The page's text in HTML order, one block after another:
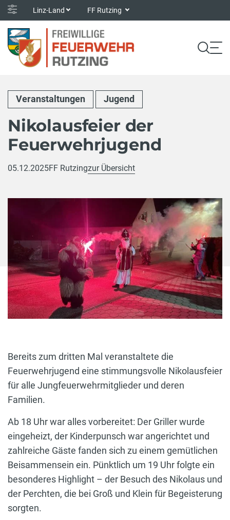
Linz-Land FF Rutzing
Veranstaltungen Jugend
Nikolausfeier der
Feuerwehrjugend
05.12.2025FF Rutzingzur Übersicht
Bereits zum dritten Mal veranstaltete die
Feuerwehrjugend eine stimmungsvolle Nikolausfeier
für alle Jungfeuerwehrmitglieder und deren
Familien.
Ab 18 Uhr war alles vorbereitet: Der Griller wurde
eingeheizt, der Kinderpunsch war angerichtet und
zahlreiche Gäste fanden sich zu einem gemütlichen
Beisammensein ein. Pünktlich um 19 Uhr folgte ein
besonderes Highlight – der Besuch des Nikolaus und
der Perchten, die bei Groß und Klein für Begeisterung
sorgten.